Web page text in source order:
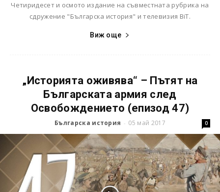
Четиридесет и осмото издание на съвместната рубрика на
сдружение "Българска история" и телевизия BiT.
Виж още
„Историята оживява“ – Пътят на
Българската армия след
Освобождението (епизод 47)
Българска история - 05 май 2017 0